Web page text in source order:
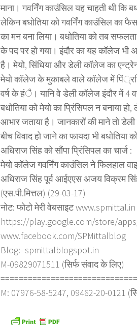
माना। गवर्निंग काउंसिल यह चाहती थी कि
लेकिन बधोतिया को गवर्निंग काउंसिल का
का मन बना लिया। बधोतिया को तब
के पद पर हो गया। इंदौर का यह कॉलेज
है। मेयो, सिंधिया और डेली कॉलेज का
मेयो कॉलेज के मुकाबले वाले कॉलेज में
वर्ष के हंै। यानि वे डेली कॉलेज इंदौर में 4
बधोतिया को मेयो का प्रिंसिपल न बनाया
आभार जताया है। जानकारों की माने तो
बीच विवाद हो जाने का फायदा भी बधोतिया
अधिराज सिंह को सौंपा प्रिंसिपल का चार्ज :
मेयो कॉलेज गवर्निंग काउंसिल ने फिलहाल
अधिराज सिंह पूर्व आईएएस अजय विक्रम
(एस.पी.मित्तल) (29-03-17)
नोट: फोटो मेरी वेबसाइट www.spmittal.in
https://play.google.com/store/
www.facebook.com/SPMittalblog
Blog:- spmittalblogspot.in
M-09829071511 (सिर्फ संवाद के लिए)
M: 07976-58-5247, 09462-20-0121